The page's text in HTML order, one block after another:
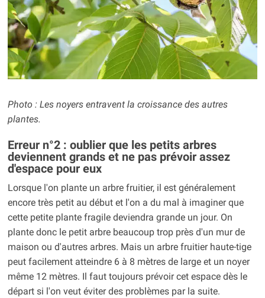
Photo : Les noyers entravent la croissance des autres
plantes.
Erreur n°2 : oublier que les petits arbres
deviennent grands et ne pas prévoir assez
d'espace pour eux
Lorsque l'on plante un arbre fruitier, il est généralement
encore très petit au début et l'on a du mal à imaginer que
cette petite plante fragile deviendra grande un jour. On
plante donc le petit arbre beaucoup trop près d'un mur de
maison ou d'autres arbres. Mais un arbre fruitier haute-tige
peut facilement atteindre 6 à 8 mètres de large et un noyer
même 12 mètres. Il faut toujours prévoir cet espace dès le
départ si l'on veut éviter des problèmes par la suite.